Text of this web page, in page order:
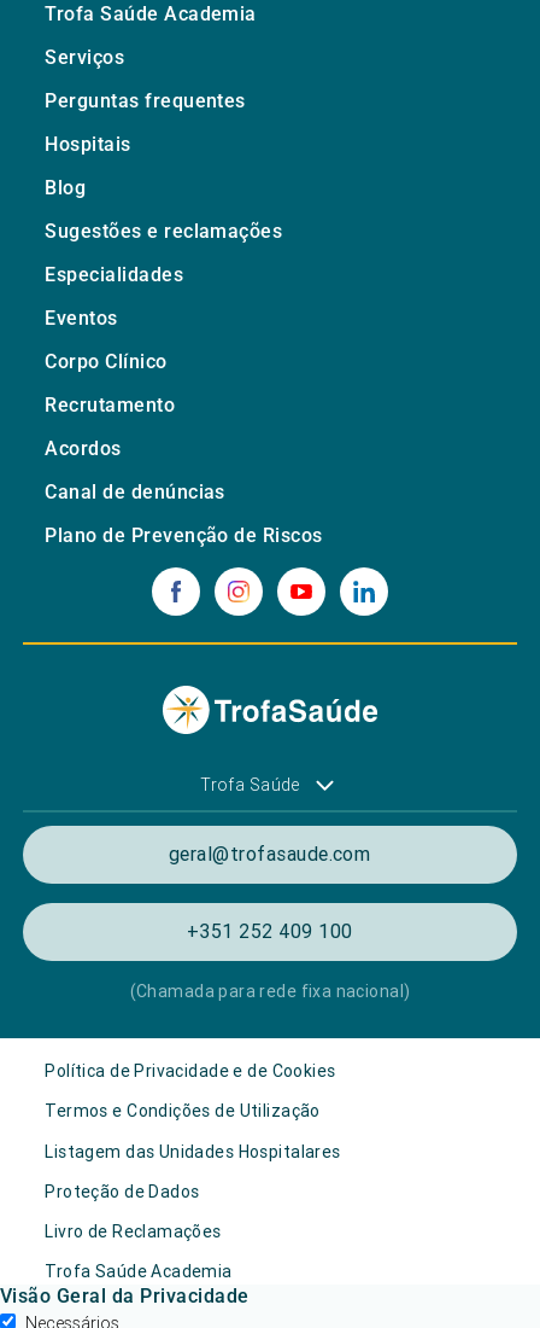
Trofa Saúde Academia
Serviços
Perguntas frequentes
Hospitais
Blog
Sugestões e reclamações
Especialidades
Eventos
Corpo Clínico
Recrutamento
Acordos
Canal de denúncias
Plano de Prevenção de Riscos
Trofa Saúde
geral@trofasaude.com
+351 252 409 100
(Chamada para rede fixa nacional)
Política de Privacidade e de Cookies
Termos e Condições de Utilização
Listagem das Unidades Hospitalares
Proteção de Dados
Livro de Reclamações
Trofa Saúde Academia
Visão Geral da Privacidade
Necessários